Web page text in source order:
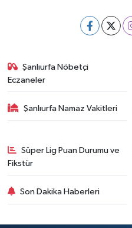
Şanlıurfa Nöbetçi
Eczaneler
Şanlıurfa Namaz Vakitleri
Süper Lig Puan Durumu ve
Fikstür
Son Dakika Haberleri